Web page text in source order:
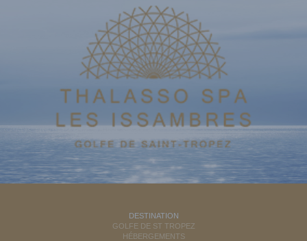
DESTINATION
GOLFE DE ST TROPEZ
HÉBERGEMENTS